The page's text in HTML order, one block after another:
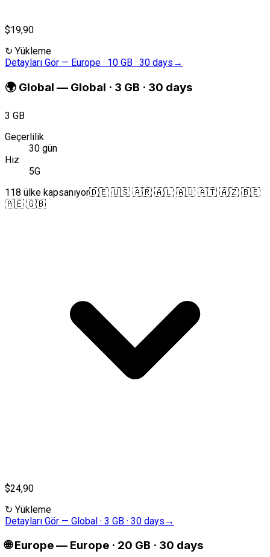
$19,90
↻ Yükleme
Detayları Gör — Europe · 10 GB · 30 days →
🌍 Global — Global · 3 GB · 30 days
3 GB
Geçerlilik
30 gün
Hız
5G
118 ülke kapsanıyor🇩🇪 🇺🇸 🇦🇷 🇦🇱 🇦🇺 🇦🇹 🇦🇿 🇧🇪
🇦🇪 🇬🇧
$24,90
↻ Yükleme
Detayları Gör — Global · 3 GB · 30 days →
🌐 Europe— Europe · 20 GB · 30 days